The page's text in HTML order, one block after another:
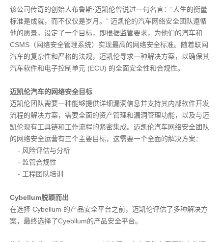
该公司传奇的创始人布鲁斯·迈凯伦曾说过一句名言：“人生的衡量
标准是成就，而不仅仅是岁月。” 迈凯伦的汽车网络安全团队遵循
他的愿景，设定了一个目标，即根据监管要求，为他们的汽车和
CSMS （网络安全管理系统）实现最高的网络安全标准。随着联网
汽车的复杂性和严格的法规，迈凯伦寻求一种解决方案，以确保其
汽车软件和电子控制单元 (ECU) 的全面安全性和合规性。
迈凯伦汽车的网络安全目标
迈凯伦团队需要一种能够提供详细漏洞信息并支持其内部软件开发
流程的解决方案，需要全面的资产管理和漏洞管理功能，以及与迈
凯伦现有工具链和工作流程的紧密集成。迈凯伦汽车网络安全团队
的网络安全运营有三个主要目标，这需要一个全面的解决方案：
- 风险评估与分析
- 监管合规性
- 工程团队培训
Cybellum脱颖而出
在选择 Cybellum 的产品安全平台之前，迈凯伦评估了多种解决方
案，最终选择了Cyebllum的产品安全平台。